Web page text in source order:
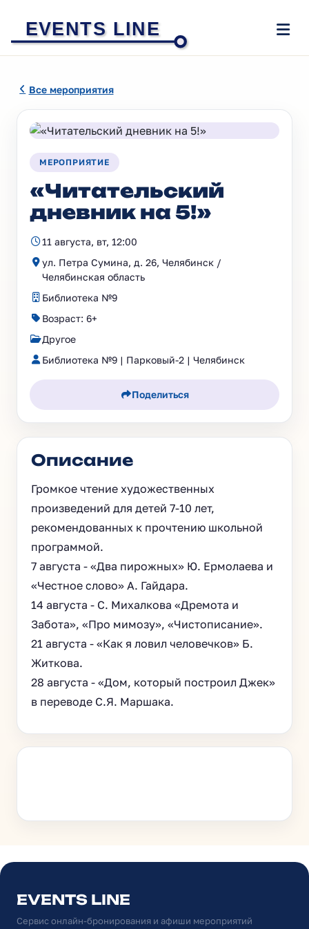
EVENTS LINE
Все мероприятия
МЕРОПРИЯТИЕ
«Читательский
дневник на 5!»
11 августа, вт, 12:00
ул. Петра Сумина, д. 26, Челябинск /
Челябинская область
Библиотека №9
Возраст: 6+
Другое
Библиотека №9 | Парковый-2 | Челябинск
Поделиться
Описание
Громкое чтение художественных
произведений для детей 7-10 лет,
рекомендованных к прочтению школьной
программой.
7 августа - «Два пирожных» Ю. Ермолаева и
«Честное слово» А. Гайдара.
14 августа - С. Михалкова «Дремота и
Забота», «Про мимозу», «Чистописание».
21 августа - «Как я ловил человечков» Б.
Житкова.
28 августа - «Дом, который построил Джек»
в переводе С.Я. Маршака.
EVENTS LINE
Сервис онлайн-бронирования и афиши мероприятий